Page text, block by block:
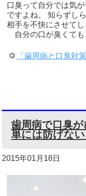
口臭って自分では気
ですよね。 知らずし
相手を不快にさせて
自分の口が臭くても
「歯周病と口臭対
歯周病で口臭
単には防げない
2015年01月18日